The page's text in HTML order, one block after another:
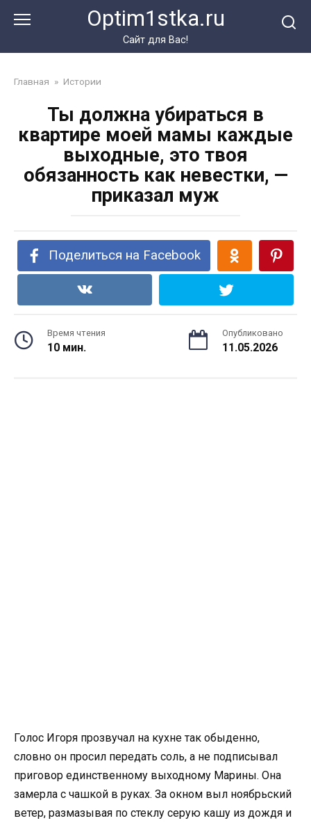
Optim1stka.ru
Сайт для Вас!
Главная » Истории
Ты должна убираться в
квартире моей мамы каждые
выходные, это твоя
обязанность как невестки, —
приказал муж
Поделиться на Facebook
Время чтения
10 мин.
Опубликовано
11.05.2026
Голос Игоря прозвучал на кухне так обыденно,
словно он просил передать соль, а не подписывал
приговор единственному выходному Марины. Она
замерла с чашкой в руках. За окном выл ноябрьский
ветер, размазывая по стеклу серую кашу из дождя и